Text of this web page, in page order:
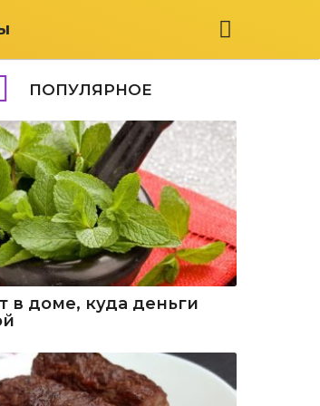
ПОПУЛЯРНОЕ
в доме, куда деньги